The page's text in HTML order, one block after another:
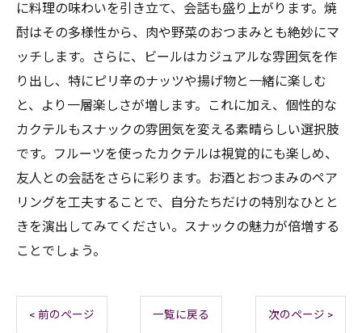
に料理の味わいを引き立て、会話も盛り上がります。焼
酎はその多様性から、肉や野菜のおつまみとも絶妙にマ
ッチします。さらに、ビールはカジュアルな雰囲気を作
り出し、特にピリ辛のナッツや揚げ物と一緒に楽しむ
と、より一層楽しさが増します。これに加え、個性的な
カクテルもスナックの雰囲気を変える素晴らしい選択肢
です。フルーツを使ったカクテルは視覚的にも楽しめ、
友人との会話をさらに彩ります。お酒とおつまみのペア
リングを工夫することで、自分たちだけの特別なひとと
きを演出してみてください。スナックの魅力が倍増する
ことでしょう。
< 前のページ 一覧に戻る 次のページ >